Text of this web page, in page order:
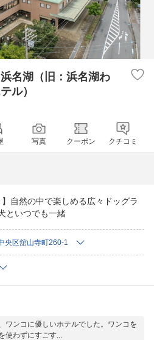
名湖（旧：浜名湖わ
ル）
写真 クーポン クチコミ
自然の中で楽しめる広々ドッグラ
といつでも一緒
央区舘山寺町260-1
ワンコに優しいホテルでした。ワンコを
使わずにすごす...